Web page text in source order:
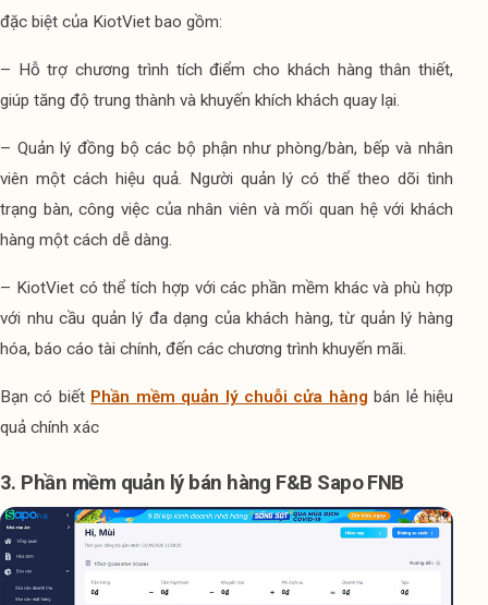
đặc biệt của KiotViet bao gồm:
– Hỗ trợ chương trình tích điểm cho khách hàng thân thiết,
giúp tăng độ trung thành và khuyến khích khách quay lại.
– Quản lý đồng bộ các bộ phận như phòng/bàn, bếp và nhân
viên một cách hiệu quả. Người quản lý có thể theo dõi tình
trạng bàn, công việc của nhân viên và mối quan hệ với khách
hàng một cách dễ dàng.
– KiotViet có thể tích hợp với các phần mềm khác và phù hợp
với nhu cầu quản lý đa dạng của khách hàng, từ quản lý hàng
hóa, báo cáo tài chính, đến các chương trình khuyến mãi.
Bạn có biết Phần mềm quản lý chuỗi cửa hàng bán lẻ hiệu
quả chính xác
3. Phần mềm quản lý bán hàng F&B Sapo FNB